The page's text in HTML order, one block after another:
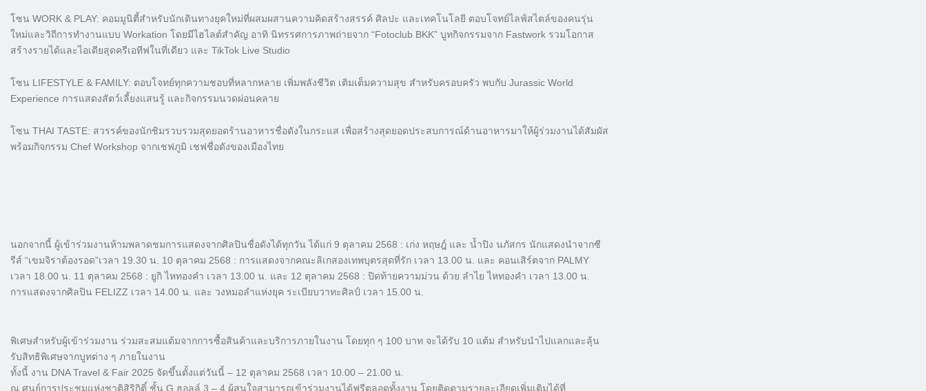
โซน WORK & PLAY: คอมมูนิตี้สำหรับนักเดินทางยุคใหม่ที่ผสมผสานความคิดสร้างสรรค์ ศิลปะ และเทคโนโลยี ตอบโจทย์ไลฟ์สไตล์ของคนรุ่น
ใหม่และวิถีการทำงานแบบ Workation โดยมีไฮไลต์สำคัญ อาทิ นิทรรศการภาพถ่ายจาก “Fotoclub BKK” บูทกิจกรรมจาก Fastwork รวมโอกาส
สร้างรายได้และไอเดียสุดครีเอทีฟในที่เดียว และ TikTok Live Studio
โซน LIFESTYLE & FAMILY: ตอบโจทย์ทุกความชอบที่หลากหลาย เพิ่มพลังชีวิต เติมเต็มความสุข สำหรับครอบครัว พบกับ Jurassic World
Experience การแสดงสัตว์เลี้ยงแสนรู้ และกิจกรรมนวดผ่อนคลาย
โซน THAI TASTE: สวรรค์ของนักชิมรวบรวมสุดยอดร้านอาหารชื่อดังในกระแส เพื่อสร้างสุดยอดประสบการณ์ด้านอาหารมาให้ผู้ร่วมงานได้สัมผัส
พร้อมกิจกรรม Chef Workshop จากเชฟภูมิ เชฟชื่อดังของเมืองไทย
นอกจากนี้ ผู้เข้าร่วมงานห้ามพลาดชมการแสดงจากศิลปินชื่อดังได้ทุกวัน ได้แก่ 9 ตุลาคม 2568 : เก่ง หฤษฎ์ และ น้ำปิง นภัสกร นักแสดงนำจากซี
รีส์ “เขมจิราต้องรอด”เวลา 19.30 น. 10 ตุลาคม 2568 : การแสดงจากคณะลิเกสองเทพบุตรสุดที่รัก เวลา 13.00 น. และ คอนเสิร์ตจาก PALMY
เวลา 18.00 น. 11 ตุลาคม 2568 : ยูกิ ไหทองคำ เวลา 13.00 น. และ 12 ตุลาคม 2568 : ปิดท้ายความม่วน ด้วย ลำไย ไหทองคำ เวลา 13.00 น.
การแสดงจากศิลปิน FELIZZ เวลา 14.00 น. และ วงหมอลำแห่งยุค ระเบียบวาทะศิลป์ เวลา 15.00 น.
พิเศษสำหรับผู้เข้าร่วมงาน ร่วมสะสมแต้มจากการซื้อสินค้าและบริการภายในงาน โดยทุก ๆ 100 บาท จะได้รับ 10 แต้ม สำหรับนำไปแลกและลุ้น
รับสิทธิพิเศษจากบูทต่าง ๆ ภายในงาน
ทั้งนี้ งาน DNA Travel & Fair 2025 จัดขึ้นตั้งแต่วันนี้ – 12 ตุลาคม 2568 เวลา 10.00 – 21.00 น.
ณ ศูนย์การประชุมแห่งชาติสิริกิติ์ ชั้น G ฮอลล์ 3 – 4 ผู้สนใจสามารถเข้าร่วมงานได้ฟรีตลอดทั้งงาน โดยติดตามรายละเอียดเพิ่มเติมได้ที่